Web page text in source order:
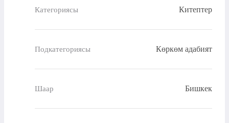
Категориясы Китептер
Подкатегориясы Көркөм адабият
Шаар Бишкек